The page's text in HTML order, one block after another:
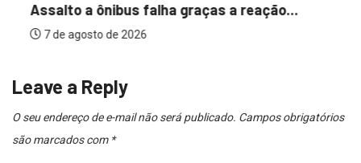
Assalto a ônibus falha graças a reação...
7 de agosto de 2026
Leave a Reply
O seu endereço de e-mail não será publicado. Campos obrigatórios
são marcados com *